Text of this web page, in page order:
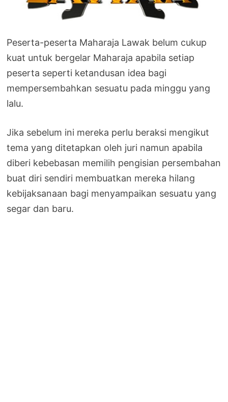
Peserta-peserta Maharaja Lawak belum cukup
kuat untuk bergelar Maharaja apabila setiap
peserta seperti ketandusan idea bagi
mempersembahkan sesuatu pada minggu yang
lalu.
Jika sebelum ini mereka perlu beraksi mengikut
tema yang ditetapkan oleh juri namun apabila
diberi kebebasan memilih pengisian persembahan
buat diri sendiri membuatkan mereka hilang
kebijaksanaan bagi menyampaikan sesuatu yang
segar dan baru.